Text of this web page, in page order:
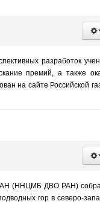
разработок
премий, а также
на сайте Российской
РАН (ННЦМБ ДВО РАН)
гор в северо-